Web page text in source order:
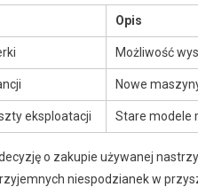
Opis
Możliwość
Nowe
eksploatacji Stare modele
o zakupie używanej
niespodzianek w